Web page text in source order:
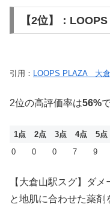
【2位】：
引用： LOOPS PLAZA 大
2位の高評価率は56%
1点 2点 3点 4点 5点
0
0 0 7 9
【大倉山駅スグ】ダ
と地肌に合わせた薬剤